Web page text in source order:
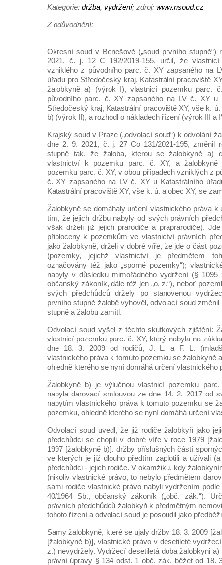
Kategorie: držba, vydržení; zdroj: www.nsoud.cz
Z odůvodnění:
Okresní soud v Benešově („soud prvního stupně“)
2021, č. j. 12 C 192/2019-155, určil, že
vzniklého z původního parc. č. XY zapsaného na
úřadu pro Středočeský kraj, Katastrální pracoviště
žalobkyně a) (výrok I), vlastnicí pozemku parc.
původního parc. č. XY zapsaného na LV č. XY u
Středočeský kraj, Katastrální pracoviště XY, vše k.
b) (výrok II), a rozhodl o nákladech řízení (výrok III a
Krajský soud v Praze („odvolací soud“) k odvolání
dne 2. 9. 2021, č. j. 27 Co 131/2021-195, změnil
stupně tak, že žaloba, kterou se žalobkyně a)
vlastnictví k pozemku parc. č. XY, a
pozemku parc. č. XY, v obou případech vzniklých z
č. XY zapsaného na LV č. XY u Katastrálního
Katastrální pracoviště XY, vše k. ú. a obec XY, se
Žalobkyně se domáhaly určení vlastnického práva k
tím, že jejich držbu nabyly od svých právních
však drželi již jejich prarodiče a praprarodiče).
připloceny k pozemkům ve vlastnictví právních
jako žalobkyně, drželi v dobré víře, že jde o část
(pozemky, jejichž vlastnictví je předmětem
označovány též jako „sporné pozemky“);
nabyly v důsledku mimořádného vydržení (§ 1095
občanský zákoník, dále též jen „o. z.“), neboť
svých předchůdců držely po stanovenou
prvního stupně žalobě vyhověl, odvolací soud
stupně a žalobu zamítl.
Odvolací soud vyšel z těchto skutkových zjištění:
vlastnicí pozemku parc. č. XY, který nabyla na
dne 18. 3. 2009 od rodičů, J. L. a F. L.
vlastnického práva k tomuto pozemku se žalobkyně
ohledně kterého se nyní domáhá určení vlastnického
Žalobkyně b) je výlučnou vlastnicí pozemku
nabyla darovací smlouvou ze dne 14. 2. 2017 od
nabytím vlastnického práva k tomuto pozemku se
pozemku, ohledně kterého se nyní domáhá určení
Odvolací soud uvedl, že již rodiče žalobkyň jako
předchůdci se chopili v dobré víře v roce 1979
1997 [žalobkyně b)], držby příslušných částí
ve kterých je již dlouho předtím zaplotili a užívali
předchůdci - jejich rodiče. V okamžiku, kdy
(nikoliv vlastnické právo, to nebylo předmětem
sami rodiče vlastnické právo nabyli vydržením
40/1964 Sb., občanský zákoník („obč. zák.“).
právních předchůdců žalobkyň k předmětným
tohoto řízení a odvolací soud je posoudil jako
Samy žalobkyně, které se ujaly držby 18. 3. 2009
[žalobkyně b)], vlastnické právo v desetileté
z.) nevydržely. Vydržecí desetiletá doba žalobkyni
právní úpravy § 134 odst. 1 obč. zák. běžet od 18.